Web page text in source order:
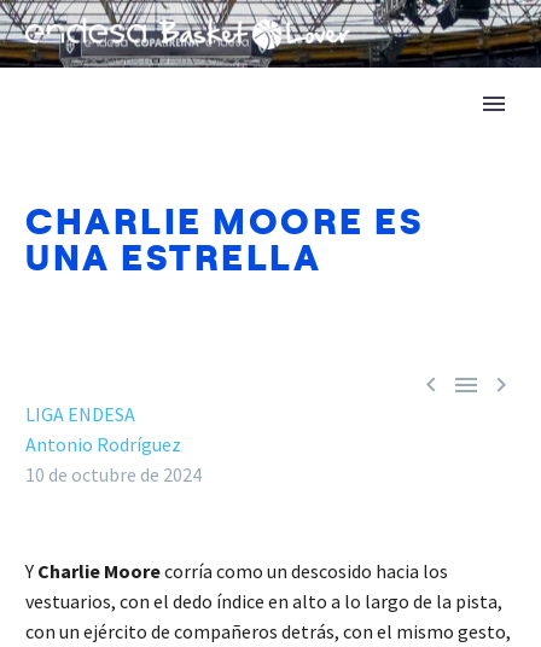
CHARLIE MOORE ES
UNA ESTRELLA
  
LIGA ENDESA
Antonio Rodríguez
10 de octubre de 2024
Y Charlie Moorecorría como un descosido hacia los
vestuarios, con el dedo índice en alto a lo largo de la pista,
con un ejército de compañeros detrás, con el mismo gesto,